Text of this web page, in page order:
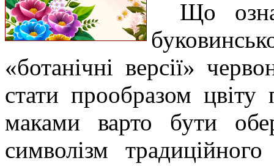
Що
«ботанічні версії»
стати прообразом
маками варто бути
символізм